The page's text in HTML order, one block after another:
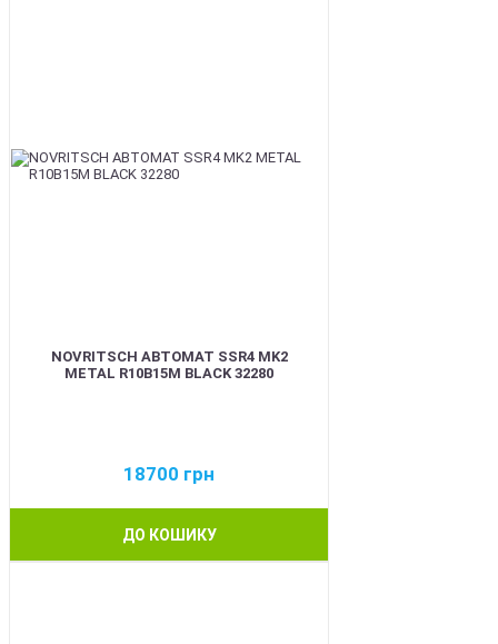
NOVRITSCH АВТОМАТ SSR4 MK2
METAL R10B15M BLACK 32280
18700 грн
ДО КОШИКУ